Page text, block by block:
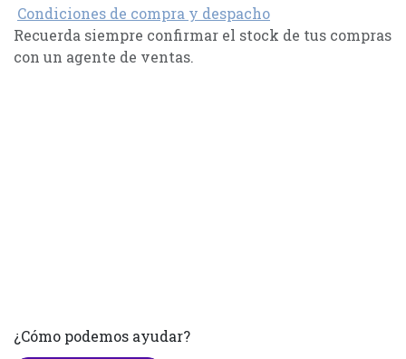
Condiciones de compra y despacho
Recuerda siempre confirmar el stock de tus compras
con un agente de ventas.
¿Cómo podemos ayudar?